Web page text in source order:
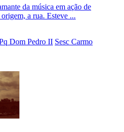
da música em ação de
a rua. Esteve ...
Dom Pedro II Sesc Carmo